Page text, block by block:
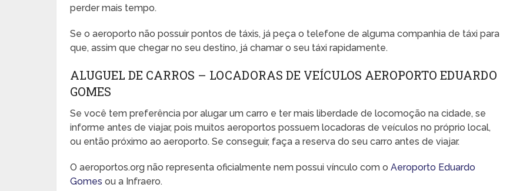
perder mais tempo.
Se o aeroporto não possuir pontos de táxis, já peça o telefone de alguma companhia de táxi para
que, assim que chegar no seu destino, já chamar o seu táxi rapidamente.
ALUGUEL DE CARROS – LOCADORAS DE VEÍCULOS AEROPORTO EDUARDO
GOMES
Se você tem preferência por alugar um carro e ter mais liberdade de locomoção na cidade, se
informe antes de viajar, pois muitos aeroportos possuem locadoras de veículos no próprio local,
ou então próximo ao aeroporto. Se conseguir, faça a reserva do seu carro antes de viajar.
O aeroportos.org não representa oficialmente nem possui vínculo com oAeroporto Eduardo
Gomes ou a Infraero.